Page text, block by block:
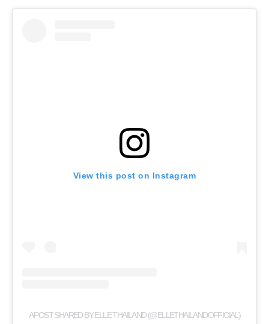
View this post on Instagram
A POST SHARED BY ELLE THAILAND (@ELLETHAILANDOFFICIAL)